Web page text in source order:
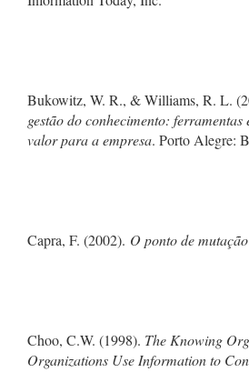
Bukowitz, W. R., & Williams, R. L.
gestão do conhecimento: ferramentas
valor para a empresa. Porto Alegre:
Capra, F. (2002). O ponto de mutação
Choo, C.W. (1998). The Knowing
Organizations Use Information to